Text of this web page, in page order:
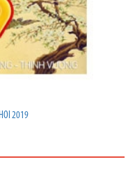
HOI 2019